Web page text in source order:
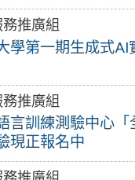
務推廣組
學第一期生成式AI
務推廣組
言訓練測驗中心「
現正報名中